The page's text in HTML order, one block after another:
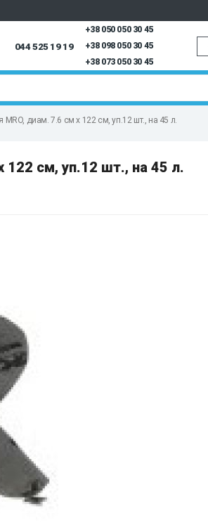
044 525 19 19
+38 050 050 30 45
+38 098 050 30 45
+38 073 050 30 45
диам. 7.6 см x 122 см, уп.12 шт., на 45 л.
см, уп.12 шт., на 45 л.